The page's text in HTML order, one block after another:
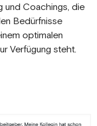
und Coachings, die
Bedürfnisse
optimalen
Verfügung steht.